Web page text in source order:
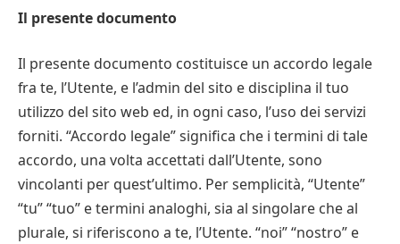
Il presente documento
Il presente documento costituisce un accordo legale
fra te, l’Utente, e l’admin del sito e disciplina il tuo
utilizzo del sito web ed, in ogni caso, l’uso dei servizi
forniti. “Accordo legale” significa che i termini di tale
accordo, una volta accettati dall’Utente, sono
vincolanti per quest’ultimo. Per semplicità, “Utente”
“tu” “tuo” e termini analoghi, sia al singolare che al
plurale, si riferiscono a te, l’Utente. “noi” “nostro” e